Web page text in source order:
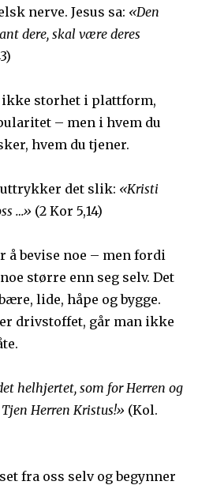
nerve. Jesus sa: «Den
dere, skal være deres
ikke storhet i plattform,
– men i hvem du
hvem du tjener.
uttrykker det slik: «Kristi
…» (2 Kor 5,14)
å bevise noe – men fordi
større enn seg selv. Det
lide, håpe og bygge.
drivstoffet, går man ikke
helhjertet, som for Herren og
Herren Kristus!» (Kol.
fra oss selv og begynner